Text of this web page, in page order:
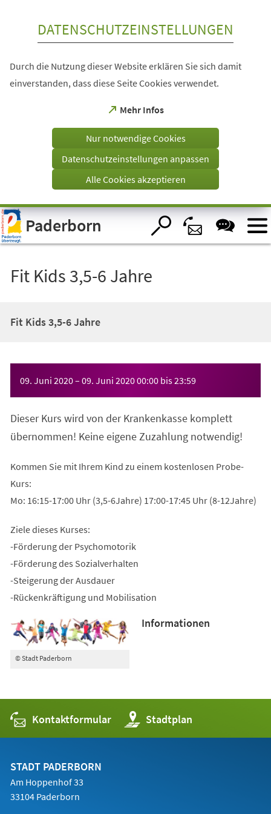
Visuelle
Assistenzsoftware
öffnen.
DATENSCHUTZEINSTELLUNGEN
Durch die Nutzung dieser Website erklären Sie sich damit
einverstanden, dass diese Seite Cookies verwendet.
Mehr Infos
(Öffnet
einem
Tab)
Nur notwendige Cookies
Datenschutzeinstellungen anpassen
Alle Cookies akzeptieren
Paderborn
Fit Kids 3,5-6 Jahre
Fit Kids 3,5-6 Jahre
09. Juni 2020– 09. Juni 202000:00 bis23:59
Dieser Kurs wird von der Krankenkasse komplett
übernommen! Keine eigene Zuzahlung notwendig!
Kommen Sie mit Ihrem Kind zu einem kostenlosen Probe-
Kurs:
Mo: 16:15-17:00 Uhr (3,5-6Jahre) 17:00-17:45 Uhr (8-12Jahre)
Ziele dieses Kurses:
-Förderung der Psychomotorik
-Förderung des Sozialverhalten
-Steigerung der Ausdauer
-Rückenkräftigung und Mobilisation
© Stadt Paderborn
Informationen
Kontaktformular Stadtplan
(Öffnet
in
einem
STADT PADERBORN
Am Hoppenhof 33
33104 Paderborn